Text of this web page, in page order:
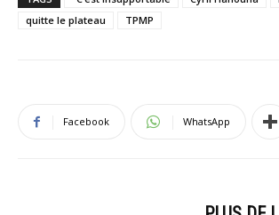
quitte le plateau
TPMP
Facebook WhatsApp